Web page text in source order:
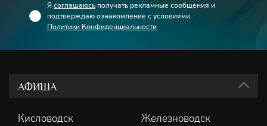
Я соглашаюсь получать рекламные сообщения и
подтверждаю ознакомление с условиями
Политики Конфиденциальности
АФИША
Кисловодск
Железноводск